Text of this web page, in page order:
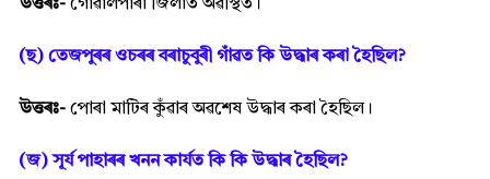
উত্তৰঃ- গোৱালপাৰা জিলাত অৱস্থিত।
(ছ) তেজপুৰৰ ওচৰৰ বৰাচুবুৰী গাঁৱত কি উদ্ধাৰ কৰা হৈছিল?
উত্তৰঃ- পোৰা মাটিৰ কুঁৱাৰ অৱশেষ উদ্ধাৰ কৰা হৈছিল।
(জ) সূৰ্য পাহাৰৰ খনন কাৰ্যত কি কি উদ্ধাৰ হৈছিল?